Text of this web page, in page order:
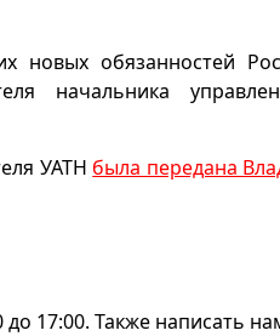
новых обязанностей
начальника
УАТН была передана
17:00. Также написать